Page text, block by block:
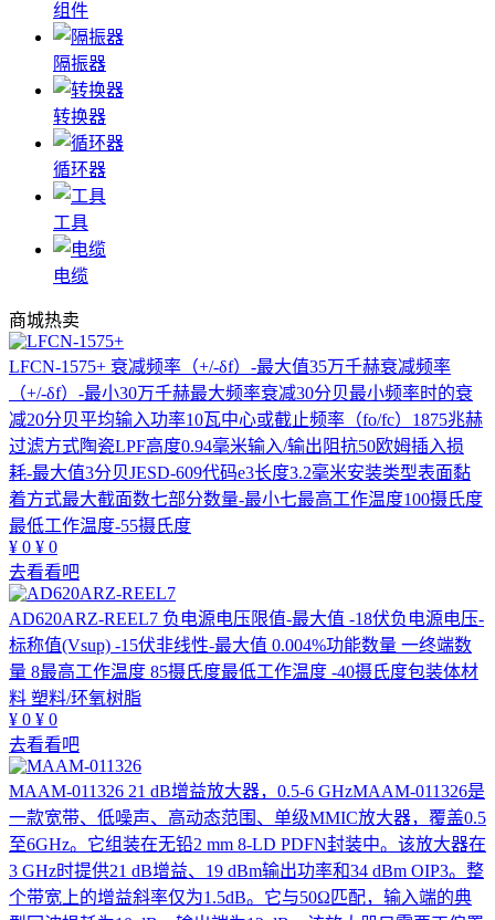
组件
隔振器
转换器
循环器
工具
电缆
商城热卖
LFCN-1575+ 衰减频率（+/-δf）-最大值35万千赫衰减频率
（+/-δf）-最小30万千赫最大频率衰减30分贝最小频率时的衰
减20分贝平均输入功率10瓦中心或截止频率（fo/fc）1875兆赫
过滤方式陶瓷LPF高度0.94毫米输入/输出阻抗50欧姆插入损
耗-最大值3分贝JESD-609代码e3长度3.2毫米安装类型表面黏
着方式最大截面数七部分数量-最小七最高工作温度100摄氏度
最低工作温度-55摄氏度
¥ 0 ¥ 0
去看看吧
AD620ARZ-REEL7 负电源电压限值-最大值 -18伏负电源电压-
标称值(Vsup) -15伏非线性-最大值 0.004%功能数量 一终端数
量 8最高工作温度 85摄氏度最低工作温度 -40摄氏度包装体材
料 塑料/环氧树脂
¥ 0 ¥ 0
去看看吧
MAAM-011326 21 dB增益放大器，0.5-6 GHzMAAM-011326是
一款宽带、低噪声、高动态范围、单级MMIC放大器，覆盖0.5
至6GHz。它组装在无铅2 mm 8-LD PDFN封装中。该放大器在
3 GHz时提供21 dB增益、19 dBm输出功率和34 dBm OIP3。整
个带宽上的增益斜率仅为1.5dB。它与50Ω匹配，输入端的典